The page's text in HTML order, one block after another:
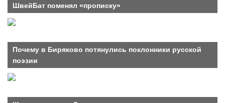
ШвейБат поменял «прописку»
Почему в Биряково потянулись поклонники русской
поэзии